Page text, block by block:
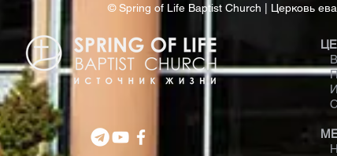
© Spring of Life Baptist Church | Церковь